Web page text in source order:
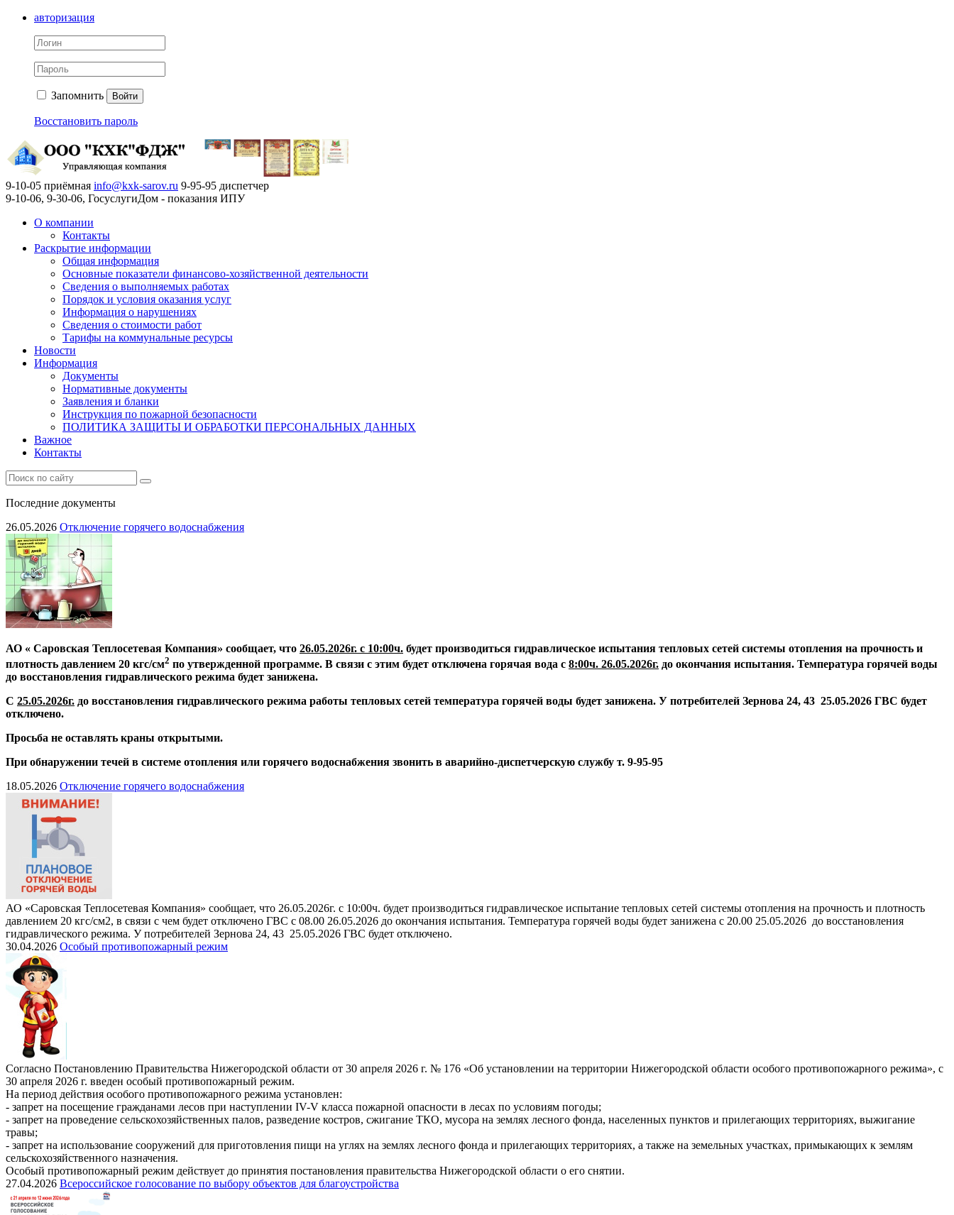
авторизация
Запомнить Войти
Восстановить пароль
9-10-05 приёмная info@kxk-sarov.ru 9-95-95 диспетчер
9-10-06, 9-30-06, ГосуслугиДом - показания ИПУ
О компании
Контакты
Раскрытие информации
Общая информация
Основные показатели финансово-хозяйственной деятельности
Сведения о выполняемых работах
Порядок и условия оказания услуг
Информация о нарушениях
Сведения о стоимости работ
Тарифы на коммунальные ресурсы
Новости
Информация
Документы
Нормативные документы
Заявления и бланки
Инструкция по пожарной безопасности
ПОЛИТИКА ЗАЩИТЫ И ОБРАБОТКИ ПЕРСОНАЛЬНЫХ ДАННЫХ
Важное
Контакты
Последние документы
26.05.2026 Отключение горячего водоснабжения
АО « Саровская Теплосетевая Компания» сообщает, что 26.05.2026г. с 10:00ч. будет производиться гидравлическое испытания тепловых сетей системы отопления на прочность и
плотность давлением 20 кгс/см2 по утвержденной программе. В связи с этим будет отключена горячая вода с 8:00ч. 26.05.2026г. до окончания испытания. Температура горячей воды
до восстановления гидравлического режима будет занижена.
С 25.05.2026г. до восстановления гидравлического режима работы тепловых сетей температура горячей воды будет занижена. У потребителей Зернова 24, 43 25.05.2026 ГВС будет
отключено.
Просьба не оставлять краны открытыми.
При обнаружении течей в системе отопления или горячего водоснабжения звонить в аварийно-диспетчерскую службу т. 9-95-95
18.05.2026 Отключение горячего водоснабжения
АО «Саровская Теплосетевая Компания» сообщает, что 26.05.2026г. с 10:00ч. будет производиться гидравлическое испытание тепловых сетей системы отопления на прочность и плотность
давлением 20 кгс/см2, в связи с чем будет отключено ГВС с 08.00 26.05.2026 до окончания испытания. Температура горячей воды будет занижена с 20.00 25.05.2026 до восстановления
гидравлического режима. У потребителей Зернова 24, 43 25.05.2026 ГВС будет отключено.
30.04.2026 Особый противопожарный режим
Согласно Постановлению Правительства Нижегородской области от 30 апреля 2026 г. № 176 «Об установлении на территории Нижегородской области особого противопожарного режима», с
30 апреля 2026 г. введен особый противопожарный режим.
На период действия особого противопожарного режима установлен:
- запрет на посещение гражданами лесов при наступлении IV-V класса пожарной опасности в лесах по условиям погоды;
- запрет на проведение сельскохозяйственных палов, разведение костров, сжигание ТКО, мусора на землях лесного фонда, населенных пунктов и прилегающих территориях, выжигание
травы;
- запрет на использование сооружений для приготовления пищи на углях на землях лесного фонда и прилегающих территориях, а также на земельных участках, примыкающих к землям
сельскохозяйственного назначения.
Особый противопожарный режим действует до принятия постановления правительства Нижегородской области о его снятии.
27.04.2026 Всероссийское голосование по выбору объектов для благоустройства